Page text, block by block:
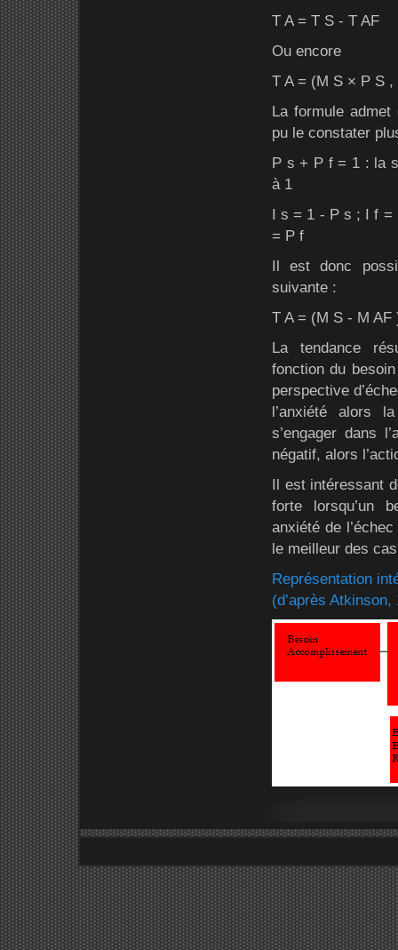
T A = T S - T AF
Ou encore
T A = (M S × P S
La formule
pu le constater
P s + P f = 1 : la
à 1
I s = 1 - P s ; I f =
= P f
Il est donc
suivante :
T A = (M S - M
La tendance
fonction du
perspective
l’anxiété alors
s’engager dans
négatif, alors
Il est intéressant
forte lorsqu’un
anxiété de
le meilleur des
Représentation
(d’après Atkinson,